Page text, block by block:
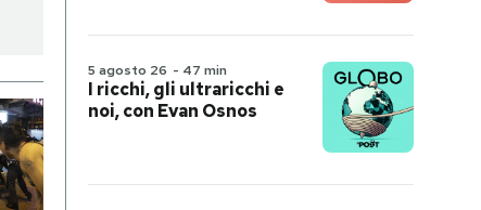
5 agosto 26 - 47 min
I ricchi, gli ultraricchi e
noi, con Evan Osnos